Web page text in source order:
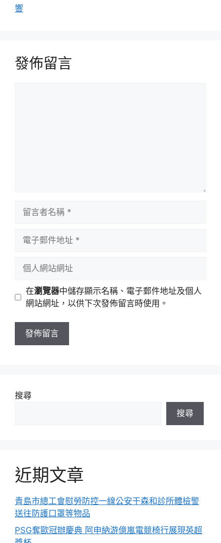
響
發佈留言
址
站
址
在瀏覽器中儲存顯示名稱、電子郵件地址及個人
網站網址，以供下次發佈留言時使用。
搜尋
搜尋
近期文章
青島市總工會慰勞防控一線公安干森和診所體檢警
送往防護口罩等物品
PSG奪歐冠辦慶典 阿申納游億嵐電競椅行展現英超